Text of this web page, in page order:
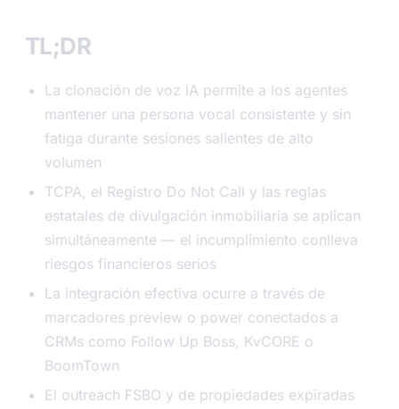
TL;DR
La clonación de voz IA permite a los agentes
mantener una persona vocal consistente y sin
fatiga durante sesiones salientes de alto
volumen
TCPA, el Registro Do Not Call y las reglas
estatales de divulgación inmobiliaria se aplican
simultáneamente — el incumplimiento conlleva
riesgos financieros serios
La integración efectiva ocurre a través de
marcadores preview o power conectados a
CRMs como Follow Up Boss, KvCORE o
BoomTown
El outreach FSBO y de propiedades expiradas